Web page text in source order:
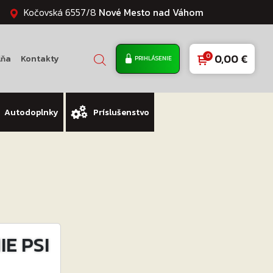
Kočovská 6557/8 Nové Mesto nad Váhom
Kontakty PRIHLÁSENIE 0,00€
Autodoplnky Príslušenstvo
PSI